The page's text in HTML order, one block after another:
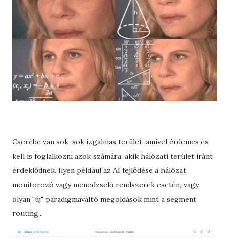
Cserébe van sok-sok izgalmas terület, amivel érdemes és
kell is foglalkozni azok számára, akik hálózati terület iránt
érdeklődnek. Ilyen például az AI fejlődése a hálózat
monitorozó vagy menedzselő rendszerek esetén, vagy
olyan "új" paradigmaváltó megoldások mint a segment
routing...